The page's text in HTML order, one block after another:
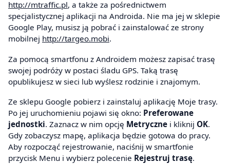
http://mtraffic.pl, a także za pośrednictwem
specjalistycznej aplikacji na Androida. Nie ma jej w sklepie
Google Play, musisz ją pobrać i zainstalować ze strony
mobilnej http://targeo.mobi.
Za pomocą smartfonu z Androidem możesz zapisać trasę
swojej podróży w postaci śladu GPS. Taką trasę
opublikujesz w sieci lub wyślesz rodzinie i znajomym.
Ze sklepu Google pobierz i zainstaluj aplikację Moje trasy.
Po jej uruchomieniu pojawi się okno: Preferowane
jednostki. Zaznacz w nim opcję Metryczne i kliknij OK.
Gdy zobaczysz mapę, aplikacja będzie gotowa do pracy.
Aby rozpocząć rejestrowanie, naciśnij w smartfonie
przycisk Menu i wybierz polecenie Rejestruj trasę.